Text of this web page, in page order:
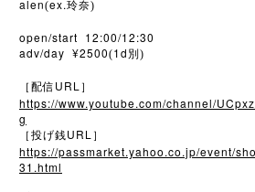
alen(ex.玲奈)
open/start 12:00/12:30
adv/day ¥2500(1d 別)
［配信 URL ］
https://www.youtube.com/channel/
g
［投げ銭URL ］
https://passmarket.yahoo.co.jp/event/
31.html